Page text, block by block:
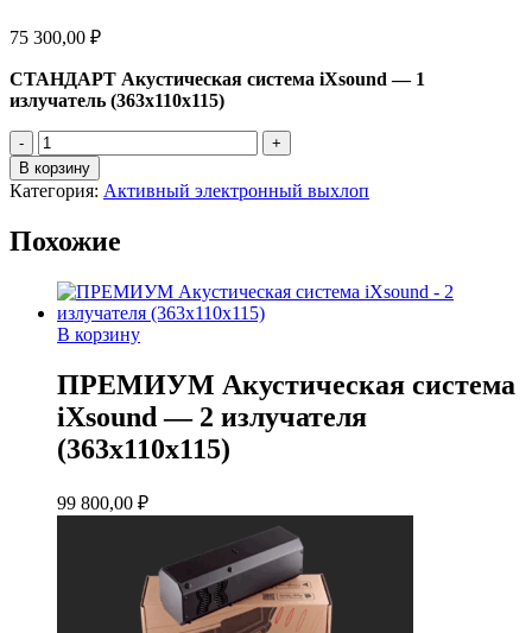
75 300,00 ₽
СТАНДАРТ Акустическая система iXsound — 1
излучатель (363х110х115)
Количество
товара
СТАНДАРТ
Акустическая
iXsound
излучатель
(363х110х115)
В корзину
Категория: Активный электронный выхлоп
Похожие
В корзину
ПРЕМИУМ Акустическая система
iXsound — 2 излучателя
(363х110х115)
99 800,00 ₽